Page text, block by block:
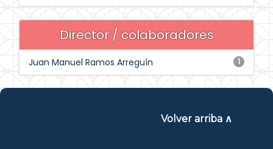
Director / colaboradores
1
Juan Manuel Ramos Arreguín
Volver arriba ∧